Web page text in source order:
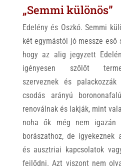
„Semmi különös”
Edelény és Oszkó. Semmi
két egymástól jó messze eső
hogy az alig jegyzett
igényesen szőlőt
szerveznek és
csodás arányú
renoválnak és lakják, mint
noha ők még nem
borászathoz, de igyekeznek
és ausztriai kapcsolatok
fejlődni. Azt viszont nem